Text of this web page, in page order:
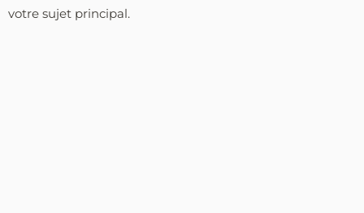
votre sujet principal.